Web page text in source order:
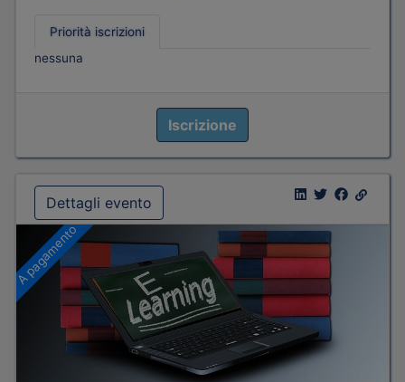
Priorità iscrizioni
nessuna
Iscrizione
Dettagli evento
A pagamento